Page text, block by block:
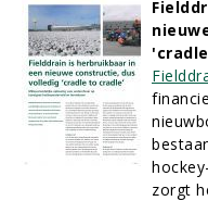
zorgt